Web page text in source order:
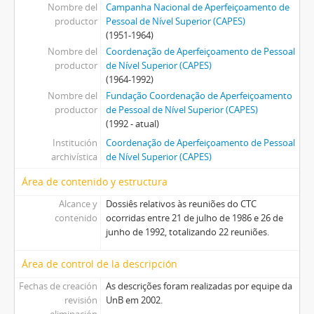
Nombre del
productor
Campanha Nacional de Aperfeiçoamento de
Pessoal de Nível Superior (CAPES)
(1951-1964)
Nombre del
productor
Coordenação de Aperfeiçoamento de Pessoal
de Nível Superior (CAPES)
(1964-1992)
Nombre del
productor
Fundação Coordenação de Aperfeiçoamento
de Pessoal de Nível Superior (CAPES)
(1992 - atual)
Institución
archivística
Coordenação de Aperfeiçoamento de Pessoal
de Nível Superior (CAPES)
Área de contenido y estructura
Alcance y
contenido
Dossiês relativos às reuniões do CTC
ocorridas entre 21 de julho de 1986 e 26 de
junho de 1992, totalizando 22 reuniões.
Área de control de la descripción
Fechas de creación
revisión
As descrições foram realizadas por equipe da
UnB em 2002.